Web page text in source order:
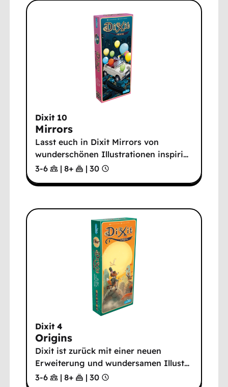
Dixit 10
Mirrors
Lasst euch in Dixit Mirrors von
wunderschönen Illustrationen inspiri…
3-6
| 8+ | 30
Dixit 4
Origins
Dixit ist zurück mit einer neuen
Erweiterung und wundersamen Illust…
3-6
| 8+ | 30